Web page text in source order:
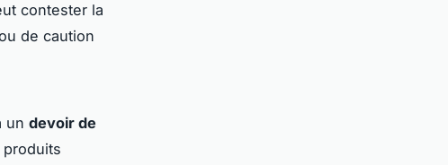
contester la
de caution
un devoir de